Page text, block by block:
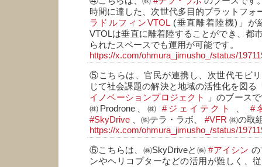
時間に達した、次世代多目的プラットフ
ラドルフィンVTOL(垂直離着陸機)」が
VTOLは垂直に離着陸することができ、都
られたスペースでも運用が可能です。
https://x.com/ohmura_jimusho_/status/
⑤こちらは、官民が連携し、次世代モビ
じて社会課題の解決と地域の活性化を図る
イノベーションプロジェクト
」のブース
㈱Prodrone、㈱ #ジェイテクト
#
#SkyDrive 、㈱テラ・ラボ、 #VFR ㈱の取
https://x.com/ohmura_jimusho_/status/
⑥こちらは、㈱SkyDriveと㈱#アイシン の
ンやヘリコプターなどの活用が難しく、